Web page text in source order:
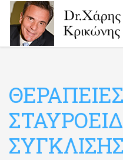
ΘΕΡΑΠΕΙΕΣ
ΣΥΓΚΛΙΣΗΣ